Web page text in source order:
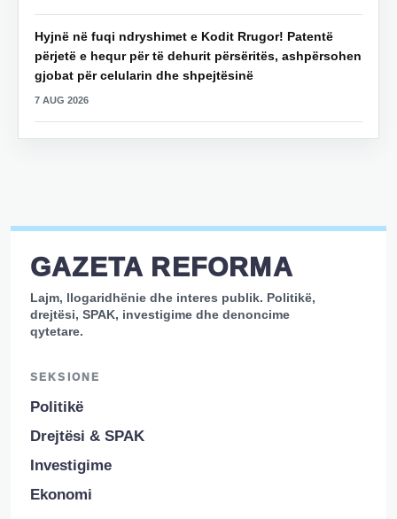
Hyjnë në fuqi ndryshimet e Kodit Rrugor! Patentë
përjetë e hequr për të dehurit përsëritës, ashpërsohen
gjobat për celularin dhe shpejtësinë
7 AUG 2026
GAZETA REFORMA
Lajm, llogaridhënie dhe interes publik. Politikë,
drejtësi, SPAK, investigime dhe denoncime
qytetare.
SEKSIONE
Politikë
Drejtësi & SPAK
Investigime
Ekonomi